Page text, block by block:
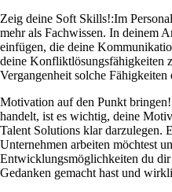
Zeig deine Soft Skills!:Im
mehr als Fachwissen. In deinem
einfügen, die deine
deine Konfliktlösungsfähigkeiten
Vergangenheit solche Fähigkeiten
Motivation auf den Punkt
handelt, ist es wichtig, deine
Talent Solutions klar darzulegen.
Unternehmen arbeiten möchtest
Entwicklungsmöglichkeiten du
Gedanken gemacht hast und